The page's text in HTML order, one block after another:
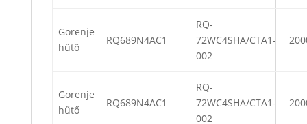
Gorenje
hűtő
RQ689N4AC1
RQ-
72WC4SHA/CTA1-
002
Gorenje
hűtő
RQ689N4AC1
RQ-
72WC4SHA/CTA1-
002